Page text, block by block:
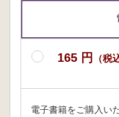
165 円 （税
電子書籍をご購入い